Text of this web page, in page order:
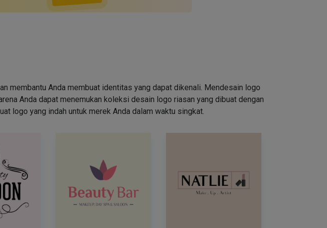
membantu Anda membuat identitas yang dapat dikenali. Mendesain logo
Anda dapat menemukan koleksi desain logo riasan yang dibuat dengan
logo yang indah untuk merek Anda dalam waktu singkat.